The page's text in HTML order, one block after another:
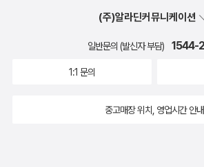
(주)알라딘커뮤니케이션
일반문의 (발신자 부담) 1544-
1:1 문의
중고매장 위치, 영업시간 안내